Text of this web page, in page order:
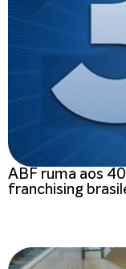
ABF ruma aos
franchising